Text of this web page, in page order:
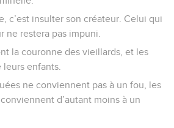
c’est insulter son créateur. Celui qui
ne restera pas impuni.
la couronne des vieillards, et les
enfants.
ne conviennent pas à un fou, les
d’autant moins à un